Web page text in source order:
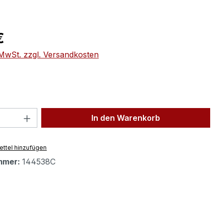
zzgl. Versandkosten
Anzahl: Gib den gewünschten Wert
In den Warenkorb
hinzufügen
144538C